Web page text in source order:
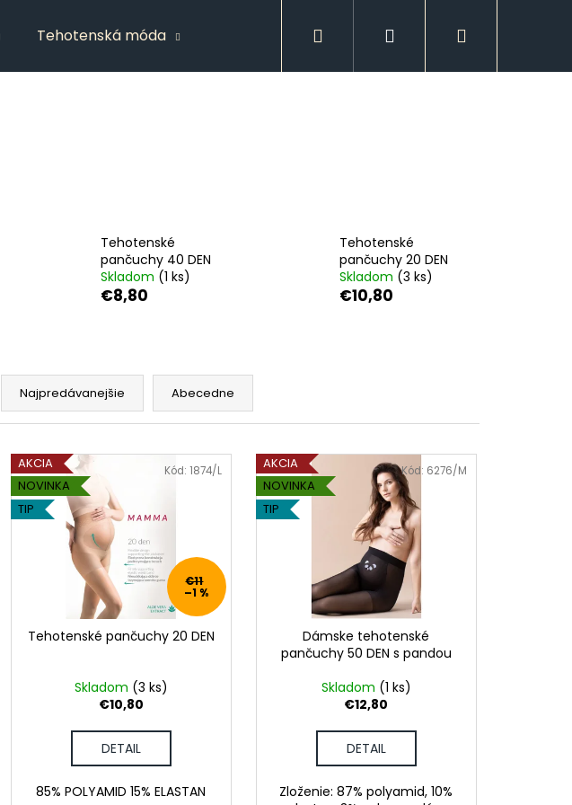
Tehotenská móda Spodná bielizeň
Hľadať Prihlásenie
Tehotenské
pančuchy 40 DEN
Skladom (1 ks)
€8,80
Tehotenské
pančuchy 20 DEN
Skladom (3 ks)
€10,80
Najpredávanejšie Abecedne
AKCIA
NOVINKA
TIP
€11
–1 %
Tehotenské pančuchy 20 DEN
Skladom (3 ks)
€10,80
DETAIL
85% POLYAMID 15% ELASTAN
Kód: 1874/L
AKCIA
NOVINKA
TIP
Dámske tehotenské
pančuchy 50 DEN s pandou
Skladom (1 ks)
€12,80
DETAIL
Zloženie: 87% polyamid, 10%
Kód: 6276/M
DÁMSKE TRIČKO DAJCE MI ŠICKE
POKOJ